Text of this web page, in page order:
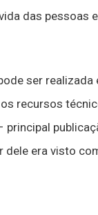
das pessoas e
ser realizada
recursos
principal
dele era visto